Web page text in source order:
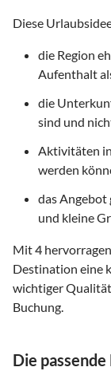
Diese
die Region
Aufenthalt
die
sind und
Aktivitäten
werden
das Angebot
und kleine
Mit4
Destination eine
wichtiger
Buchung.
Die